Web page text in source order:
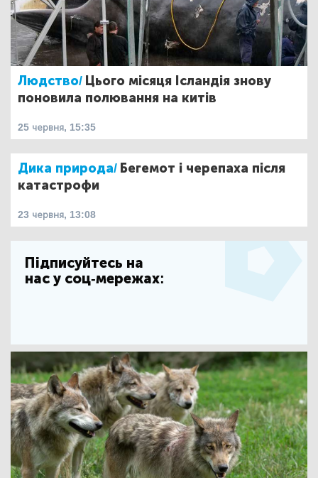
Людство/ Цього місяця Ісландія знову
поновила полювання на китів
25 червня, 15:35
Дика природа/ Бегемот і черепаха після
катастрофи
23 червня, 13:08
Підписуйтесь на
нас у соц-мережах: